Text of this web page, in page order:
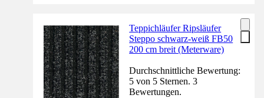
Teppichläufer Ripsläufer
Steppo schwarz-weiß FB50
200 cm breit (Meterware)
Durchschnittliche Bewertung:
5 von 5 Sternen. 3
Bewertungen.